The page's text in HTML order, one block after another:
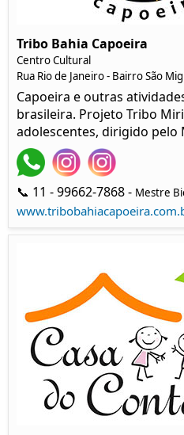
Tribo Bahia Capoeira
Centro Cultural
Rua Rio de Janeiro - Bairro São
Capoeira e outras
brasileira. Projeto Tribo
adolescentes, dirigido pelo
📞 11 - 99662-7868 - Mestre